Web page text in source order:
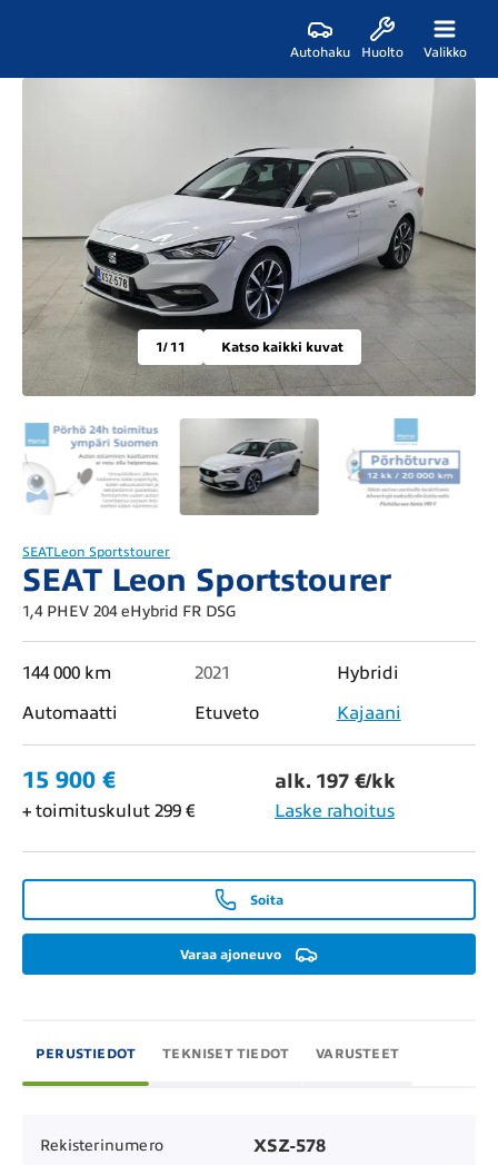
Autohaku Huolto Valikko
1/ 11 Katso kaikki kuvat
SEATLeon Sportstourer
SEAT Leon Sportstourer
1,4 PHEV 204 eHybrid FR DSG
144 000 km 2021
Hybridi
Automaatti
Etuveto Kajaani
15 900 € alk. 197 €/kk
+ toimituskulut 299 € Laske rahoitus
Soita
Varaa ajoneuvo
PERUSTIEDOT TEKNISET TIEDOT VARUSTEET
Rekisterinumero XSZ-578